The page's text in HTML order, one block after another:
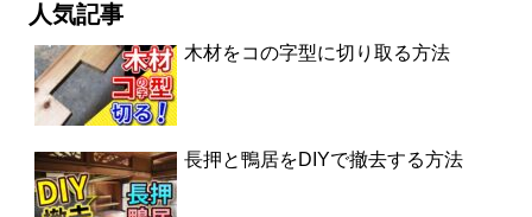
人気記事
木材をコの字型に切り取る方法
長押と鴨居をDIYで撤去する方法